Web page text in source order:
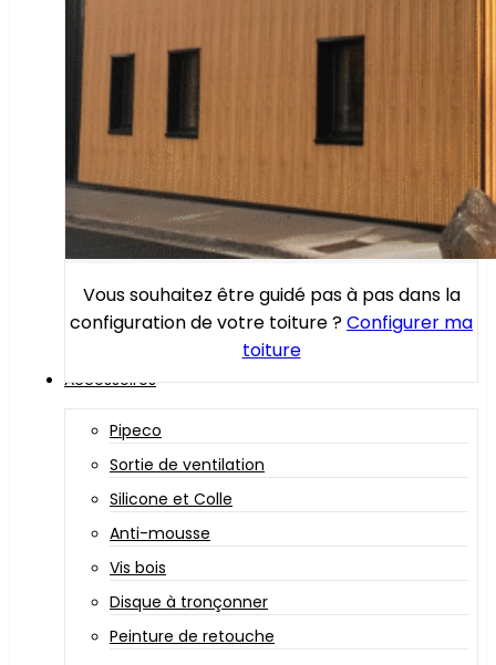
Vous souhaitez être guidé pas à pas dans la
configuration de votre toiture ?Configurer ma
toiture
Accessoires
Pipeco
Sortie de ventilation
Silicone et Colle
Anti-mousse
Vis bois
Disque à tronçonner
Peinture de retouche